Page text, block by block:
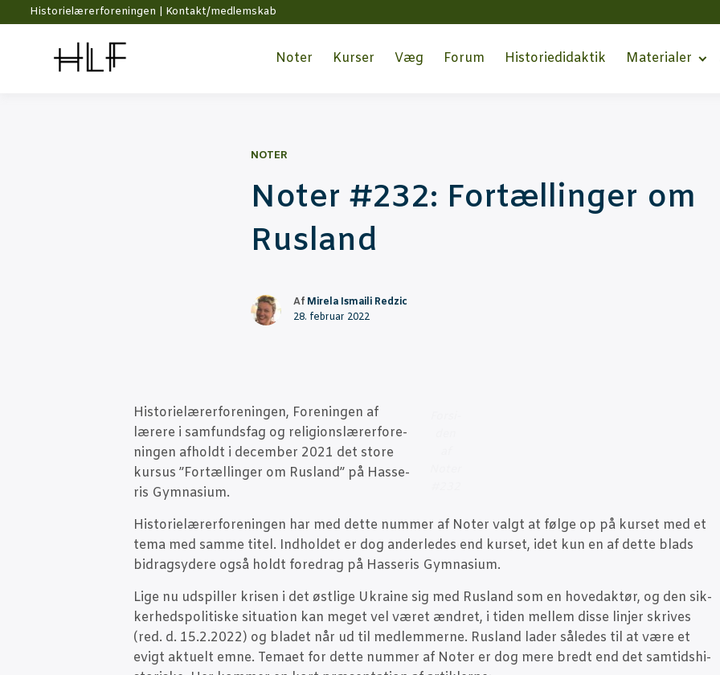
Historielærerforeningen | Kontakt/medlemskab
Noter Kur­ser Væg Forum Histo­ri­e­di­dak­tik Mate­ri­a­ler
NOTER
Noter #232: For­tæl­lin­ger om
Rusland
Af Mirela Ismaili Redzic
28. februar 2022
Histo­ri­e­læ­rer­for­e­nin­gen, For­e­nin­gen af
lære­re i sam­funds­fag og reli­gions­læ­rer­for­e­
nin­gen afholdt i decem­ber 2021 det sto­re
kur­sus ”For­tæl­lin­ger om Rusland” på Has­se­
ris Gymnasium.
Histo­ri­e­læ­rer­for­e­nin­gen har med det­te num­mer af Noter valgt at føl­ge op på kur­set med et
tema med sam­me titel. Ind­hol­det er dog ander­le­des end kur­set, idet kun en af det­te blads
bidrag­sy­de­re også holdt fored­rag på Has­se­ris Gymnasium.
Lige nu udspil­ler kri­sen i det øst­li­ge Ukrai­ne sig med Rusland som en hove­d­ak­tør, og den sik­
ker­heds­po­li­ti­ske situ­a­tion kan meget vel været ændret, i tiden mel­lem dis­se linjer skri­ves
(red. d. 15.2.2022) og bla­det når ud til med­lem­mer­ne. Rusland lader såle­des til at være et
evigt aktu­elt emne. Tema­et for det­te num­mer af Noter er dog mere bredt end det sam­tids­hi­